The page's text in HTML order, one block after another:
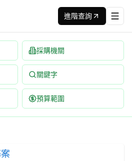
進階查詢
採購機關
關鍵字
預算範圍
標公告 | 案號：BEA1484004 | 公
務 | 招標方式：公開招標 | 決標